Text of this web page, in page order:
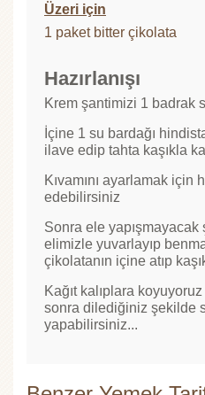
Üzeri için
1 paket bitter çikolata
Hazırlanışı
Krem şantimizi 1 badrak
İçine 1 su bardağı
ilave edip tahta kaşıkla
Kıvamını ayarlamak
edebilirsiniz
Sonra ele
elimizle yuvarlayıp
çikolatanın içine atıp
Kağıt kalıplara
sonra dilediğiniz şekilde
yapabilirsiniz...